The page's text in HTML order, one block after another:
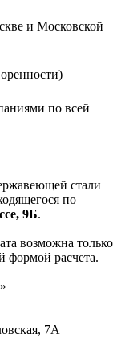
и Московской
по всей
стали
по
9Б.
возможна только
формой расчета.
7А